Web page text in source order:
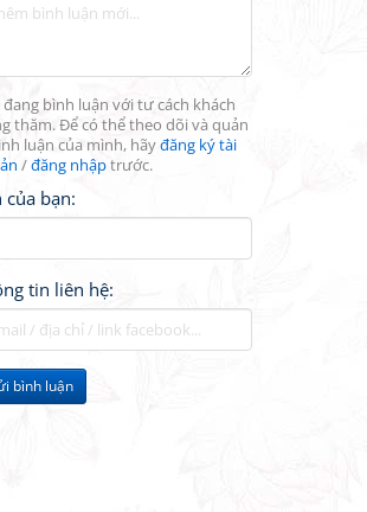
đang bình luận với tư cách khách
thăm. Để có thể theo dõi và quản
luận của mình, hãyđăng ký tài
/đăng nhậptrước.
của bạn:
tin liên hệ:
bình luận